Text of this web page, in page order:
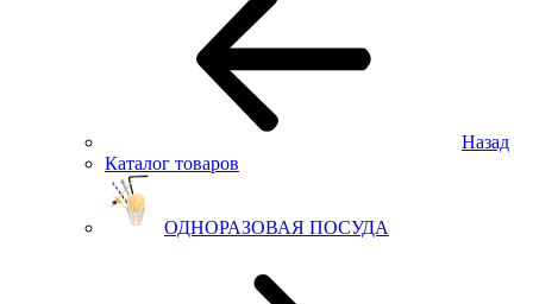
Назад
Каталог товаров
ОДНОРАЗОВАЯ ПОСУДА